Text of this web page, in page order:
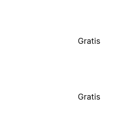
Gratis
Gratis